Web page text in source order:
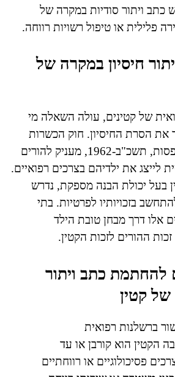
כתב ויתור סודיות במקרה של
פלילית או טיפול רשויות רווחה.
חיסיון במקרה של
של קטינים, עולה השאלה מי
הסרת החיסיון. חוק הכשרות
המשפטית והאפוטרופסות, תשכ"ב-1962, מעניק להורים
את ילדיהם בצרכים רפואיים.
בעל יכולת הבנה מספקת, נדרש
בזכויותיו לפרטיות. בתי
אלו דרך מבחן טובת הילד
זכות ההורים לזכות הקטין.
להחתמת כתב ויתור
של קטין
ברשלנות רפואית
הקטין הוא קורבן או עד
פסיכולוגיים או רווחתיים